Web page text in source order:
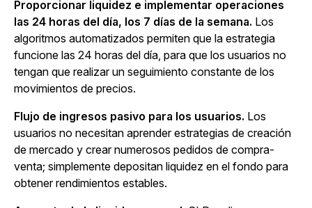
Proporcionar liquidez e implementar operaciones
las 24 horas del día, los 7 días de la semana. Los
algoritmos automatizados permiten que la estrategia
funcione las 24 horas del día, para que los usuarios no
tengan que realizar un seguimiento constante de los
movimientos de precios.
Flujo de ingresos pasivo para los usuarios. Los
usuarios no necesitan aprender estrategias de creación
de mercado y crear numerosos pedidos de compra-
venta; simplemente depositan liquidez en el fondo para
obtener rendimientos estables.